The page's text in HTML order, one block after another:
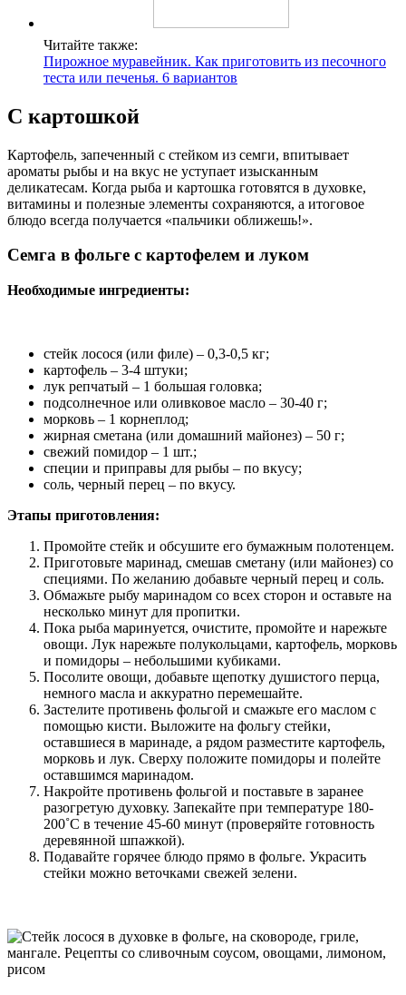
Читайте также:
Пирожное муравейник. Как приготовить из песочного
теста или печенья. 6 вариантов
С картошкой
Картофель, запеченный с стейком из семги, впитывает
ароматы рыбы и на вкус не уступает изысканным
деликатесам. Когда рыба и картошка готовятся в духовке,
витамины и полезные элементы сохраняются, а итоговое
блюдо всегда получается «пальчики оближешь!».
Семга в фольге с картофелем и луком
Необходимые ингредиенты:
стейк лосося (или филе) – 0,3-0,5 кг;
картофель – 3-4 штуки;
лук репчатый – 1 большая головка;
подсолнечное или оливковое масло – 30-40 г;
морковь – 1 корнеплод;
жирная сметана (или домашний майонез) – 50 г;
свежий помидор – 1 шт.;
специи и приправы для рыбы – по вкусу;
соль, черный перец – по вкусу.
Этапы приготовления:
Промойте стейк и обсушите его бумажным полотенцем.
Приготовьте маринад, смешав сметану (или майонез) со
специями. По желанию добавьте черный перец и соль.
Обмажьте рыбу маринадом со всех сторон и оставьте на
несколько минут для пропитки.
Пока рыба маринуется, очистите, промойте и нарежьте
овощи. Лук нарежьте полукольцами, картофель, морковь
и помидоры – небольшими кубиками.
Посолите овощи, добавьте щепотку душистого перца,
немного масла и аккуратно перемешайте.
Застелите противень фольгой и смажьте его маслом с
помощью кисти. Выложите на фольгу стейки,
оставшиеся в маринаде, а рядом разместите картофель,
морковь и лук. Сверху положите помидоры и полейте
оставшимся маринадом.
Накройте противень фольгой и поставьте в заранее
разогретую духовку. Запекайте при температуре 180-
200˚С в течение 45-60 минут (проверяйте готовность
деревянной шпажкой).
Подавайте горячее блюдо прямо в фольге. Украсить
стейки можно веточками свежей зелени.